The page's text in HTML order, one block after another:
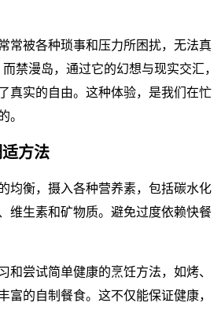
常被各种琐事和压力所困扰，无法真
禁漫岛，通过它的幻想与现实交汇，
真实的自由。这种体验，是我们在忙
。
方法
均衡，摄入各种营养素，包括碳水化
维生素和矿物质。避免过度依赖快餐
和尝试简单健康的烹饪方法，如烤、
富的自制餐食。这不仅能保证健康，